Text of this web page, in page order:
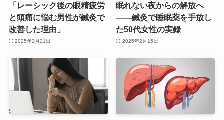
「レーシック後の眼精疲労
と頭痛に悩む男性が鍼灸で
改善した理由」
2025年2月21日
眠れない夜からの解放へ
——鍼灸で睡眠薬を手放し
た50代女性の実録
2025年2月15日